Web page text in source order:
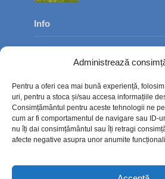
Administrează
Pentru a oferi cea mai bună experiență,
uri, pentru a stoca și/sau accesa informațiile
Consimțământul pentru aceste tehnologii ne
cum ar fi comportamentul de navigare sau ID-
nu îți dai consimțământul sau îți retragi
afecte negative asupra unor anumite
Info
Contact
Politica de confidențialitate
Politică cookie-uri (UE)